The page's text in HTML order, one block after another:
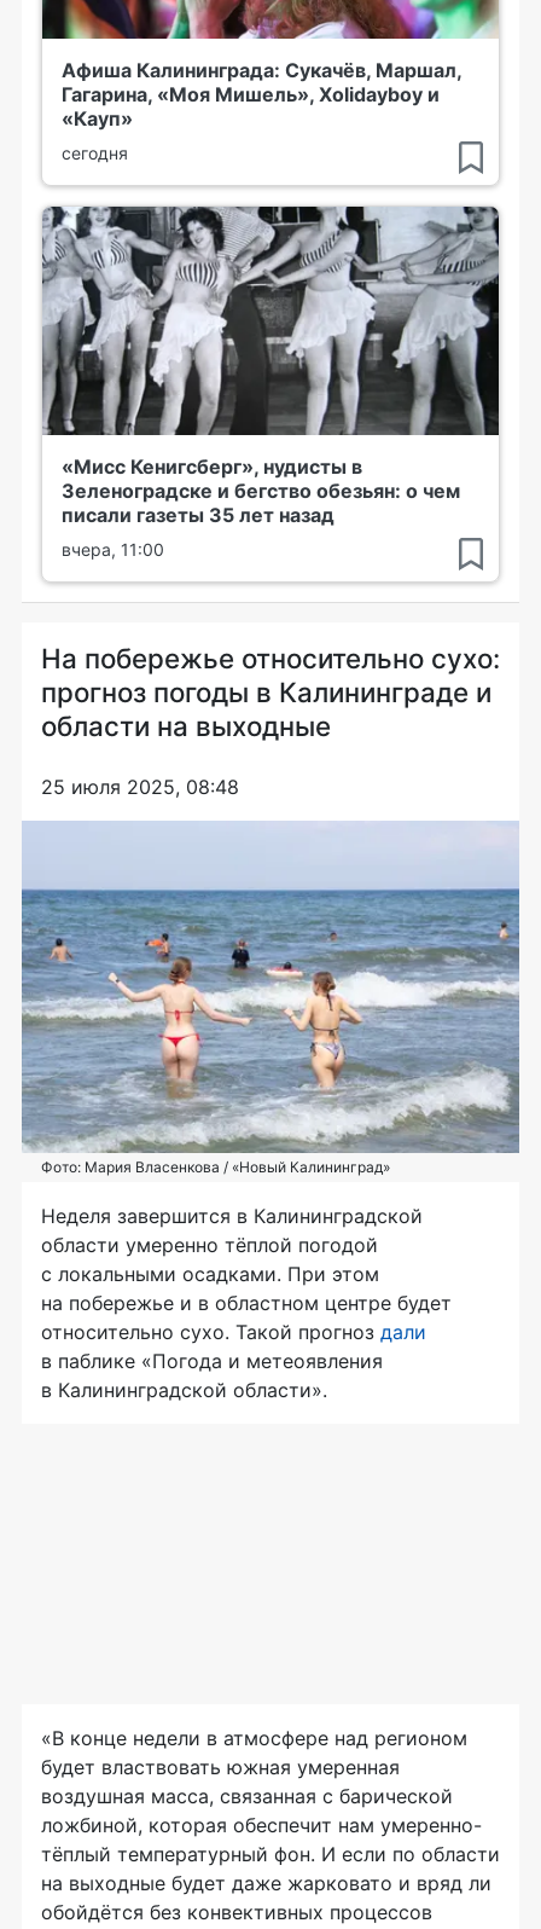
Афиша Калининграда: Сукачёв, Маршал,
Гагарина, «Моя Мишель», Xolidayboy и
«Кауп»
сегодня
«Мисс Кенигсберг», нудисты в
Зеленоградске и бегство обезьян: о чем
писали газеты 35 лет назад
вчера, 11:00
На побережье относительно сухо:
прогноз погоды в Калининграде и
области на выходные
25 июля 2025, 08:48
Фото: Мария Власенкова / «Новый Калининград»
Неделя завершится в Калининградской
области умеренно тёплой погодой
с локальными осадками. При этом
на побережье и в областном центре будет
относительно сухо. Такой прогноз дали
в паблике «Погода и метеоявления
в Калининградской области».
«В конце недели в атмосфере над регионом
будет властвовать южная умеренная
воздушная масса, связанная с барической
ложбиной, которая обеспечит нам умеренно-
тёплый температурный фон. И если по области
на выходные будет даже жарковато и вряд ли
обойдётся без конвективных процессов